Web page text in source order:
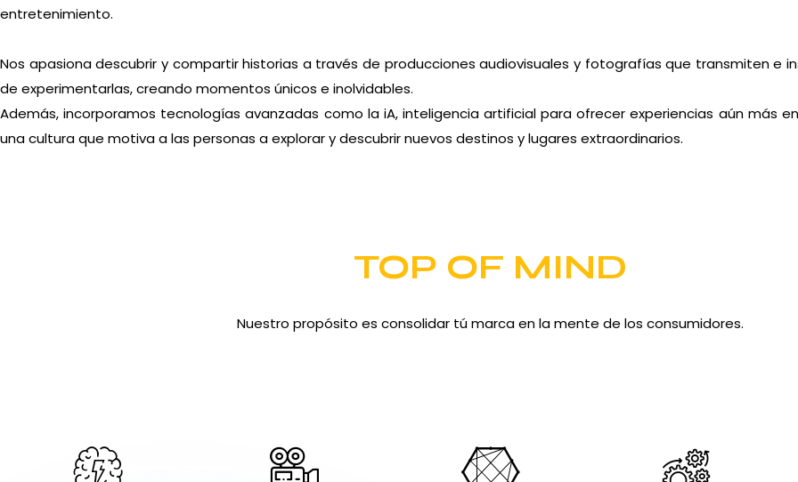
entretenimiento.
Nos apasiona descubrir y compartir historias a través de producciones audiovisuales y fotografías que transmiten e
de experimentarlas, creando momentos únicos e inolvidables.
Además, incorporamos tecnologías avanzadas como la iA, inteligencia artificial para ofrecer experiencias aún más
una cultura que motiva a las personas a explorar y descubrir nuevos destinos y lugares extraordinarios.
TOP OF MIND
Nuestro propósito es consolidar tú marca en la mente de los consumidores.